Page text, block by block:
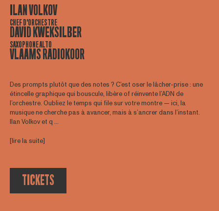
ILAN VOLKOV
CHEF D'ORCHESTRE
DAVID KWEKSILBER
SAXOPHONE ALTO
VLAAMS RADIOKOOR
Des prompts plutôt que des notes ? C’est oser le lâcher-prise : une
étincelle graphique qui bouscule, libère of réinvente l’ADN de
l’orchestre. Oubliez le temps qui file sur votre montre — ici, la
musique ne cherche pas à avancer, mais à s’ancrer dans l’instant.
Ilan Volkov et q ...
[lire la suite]
TICKETS